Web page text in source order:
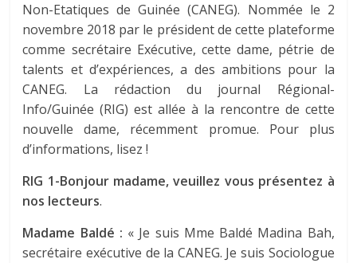
Non-Etatiques de Guinée (CANEG). Nommée le 2
novembre 2018 par le président de cette plateforme
comme secrétaire Exécutive, cette dame, pétrie de
talents et d’expériences, a des ambitions pour la
CANEG. La rédaction du journal Régional-
Info/Guinée (RIG) est allée à la rencontre de cette
nouvelle dame, récemment promue. Pour plus
d’informations, lisez !
RIG 1-Bonjour madame, veuillez vous présentez à
nos lecteurs.
Madame Baldé : « Je suis Mme Baldé Madina Bah,
secrétaire exécutive de la CANEG. Je suis Sociologue